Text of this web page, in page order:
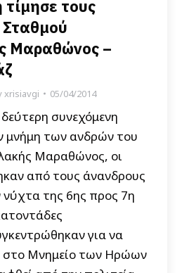
τους
Σταθμού
Μαραθώνος –
xrisiavgi 05/04/2014
συνεχόμενη
μνήμη των ανδρών του
Μαραθώνος, οι
από τους άνανδρους
νύχτα της 6ης προς 7η
για να
στο Μνημείο των Ηρώων